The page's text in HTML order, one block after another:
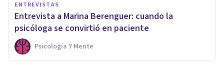
ENTREVISTAS
Entrevista a Marina Berenguer: cuando la
psicóloga se convirtió en paciente
Psicología Y Mente